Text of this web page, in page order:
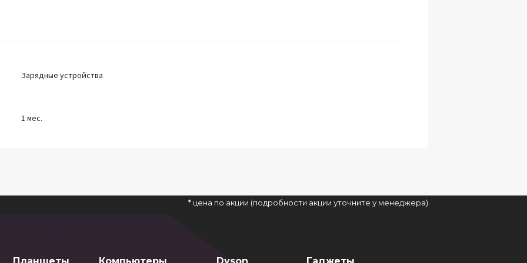
Зарядные устройства
1 мес.
* цена по акции (подробности акции уточните у менеджера)